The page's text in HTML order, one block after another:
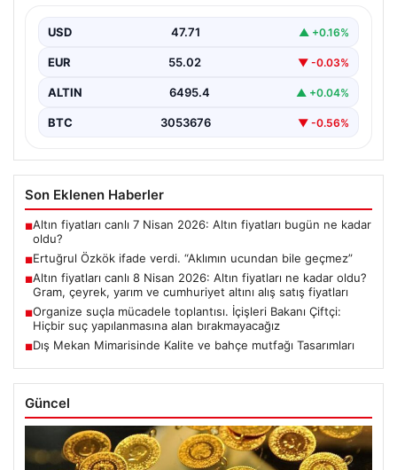
USD 47.71 ▲ +0.16%
EUR 55.02 ▼ -0.03%
ALTIN 6495.4 ▲ +0.04%
BTC 3053676 ▼ -0.56%
Son Eklenen Haberler
■Altın fiyatları canlı 7 Nisan 2026: Altın fiyatları bugün ne kadar
oldu?
■Ertuğrul Özkök ifade verdi. “Aklımın ucundan bile geçmez”
■Altın fiyatları canlı 8 Nisan 2026: Altın fiyatları ne kadar oldu?
Gram, çeyrek, yarım ve cumhuriyet altını alış satış fiyatları
■Organize suçla mücadele toplantısı. İçişleri Bakanı Çiftçi:
Hiçbir suç yapılanmasına alan bırakmayacağız
■Dış Mekan Mimarisinde Kalite ve bahçe mutfağı Tasarımları
Güncel